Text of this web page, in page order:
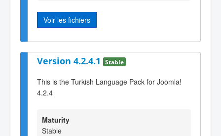
Voir les fichiers
Version 4.2.4.1 Stable
This is the Turkish Language Pack for Joomla!
4.2.4
Maturity
Stable